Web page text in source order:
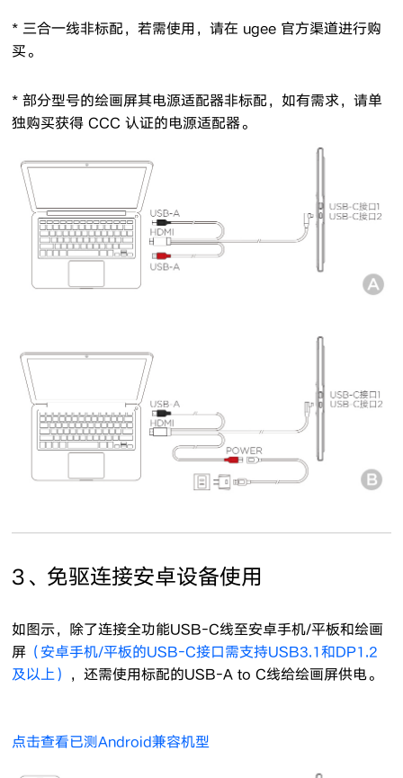
* 三合一线非标配，若需使用，请在 ugee 官方渠道进行购
买。
* 部分型号的绘画屏其电源适配器非标配，如有需求，请单
独购买获得 CCC 认证的电源适配器。
3、免驱连接安卓设备使用
如图示，除了连接全功能USB-C线至安卓手机/平板和绘画
屏 （安卓手机/平板的USB-C接口需支持USB3.1和DP1.2
及以上） ，还需使用标配的USB-A to C线给绘画屏供电。
点击查看已测Android兼容机型